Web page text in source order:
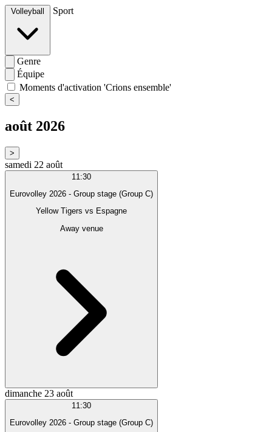
Volleyball Sport
Genre
Équipe
Moments d'activation 'Crions ensemble'
<
août 2026
>
samedi 22 août
11:30
Eurovolley 2026 - Group stage (Group C)
Yellow Tigers vs Espagne
Away venue
dimanche 23 août
11:30
Eurovolley 2026 - Group stage (Group C)